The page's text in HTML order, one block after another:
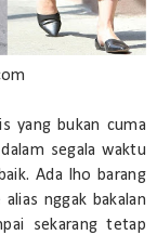
yang bukan cuma
segala waktu
Ada lho barang
nggak bakalan
sekarang tetap